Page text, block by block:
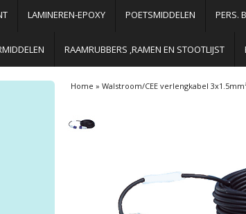
LAMINEREN-EPOXY POETSMIDDELEN PERS.
RAAMRUBBERS ,RAMEN EN STOOTLIJST
Home » Walstroom/CEE verlengkabel